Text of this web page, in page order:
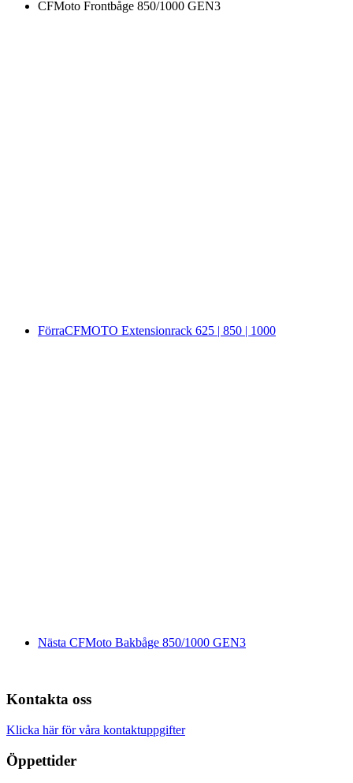
CFMoto Frontbåge 850/1000 GEN3
FörraCFMOTO Extensionrack 625 | 850 | 1000
Nästa CFMoto Bakbåge 850/1000 GEN3
Kontakta oss
Klicka här för våra kontaktuppgifter
Öppettider